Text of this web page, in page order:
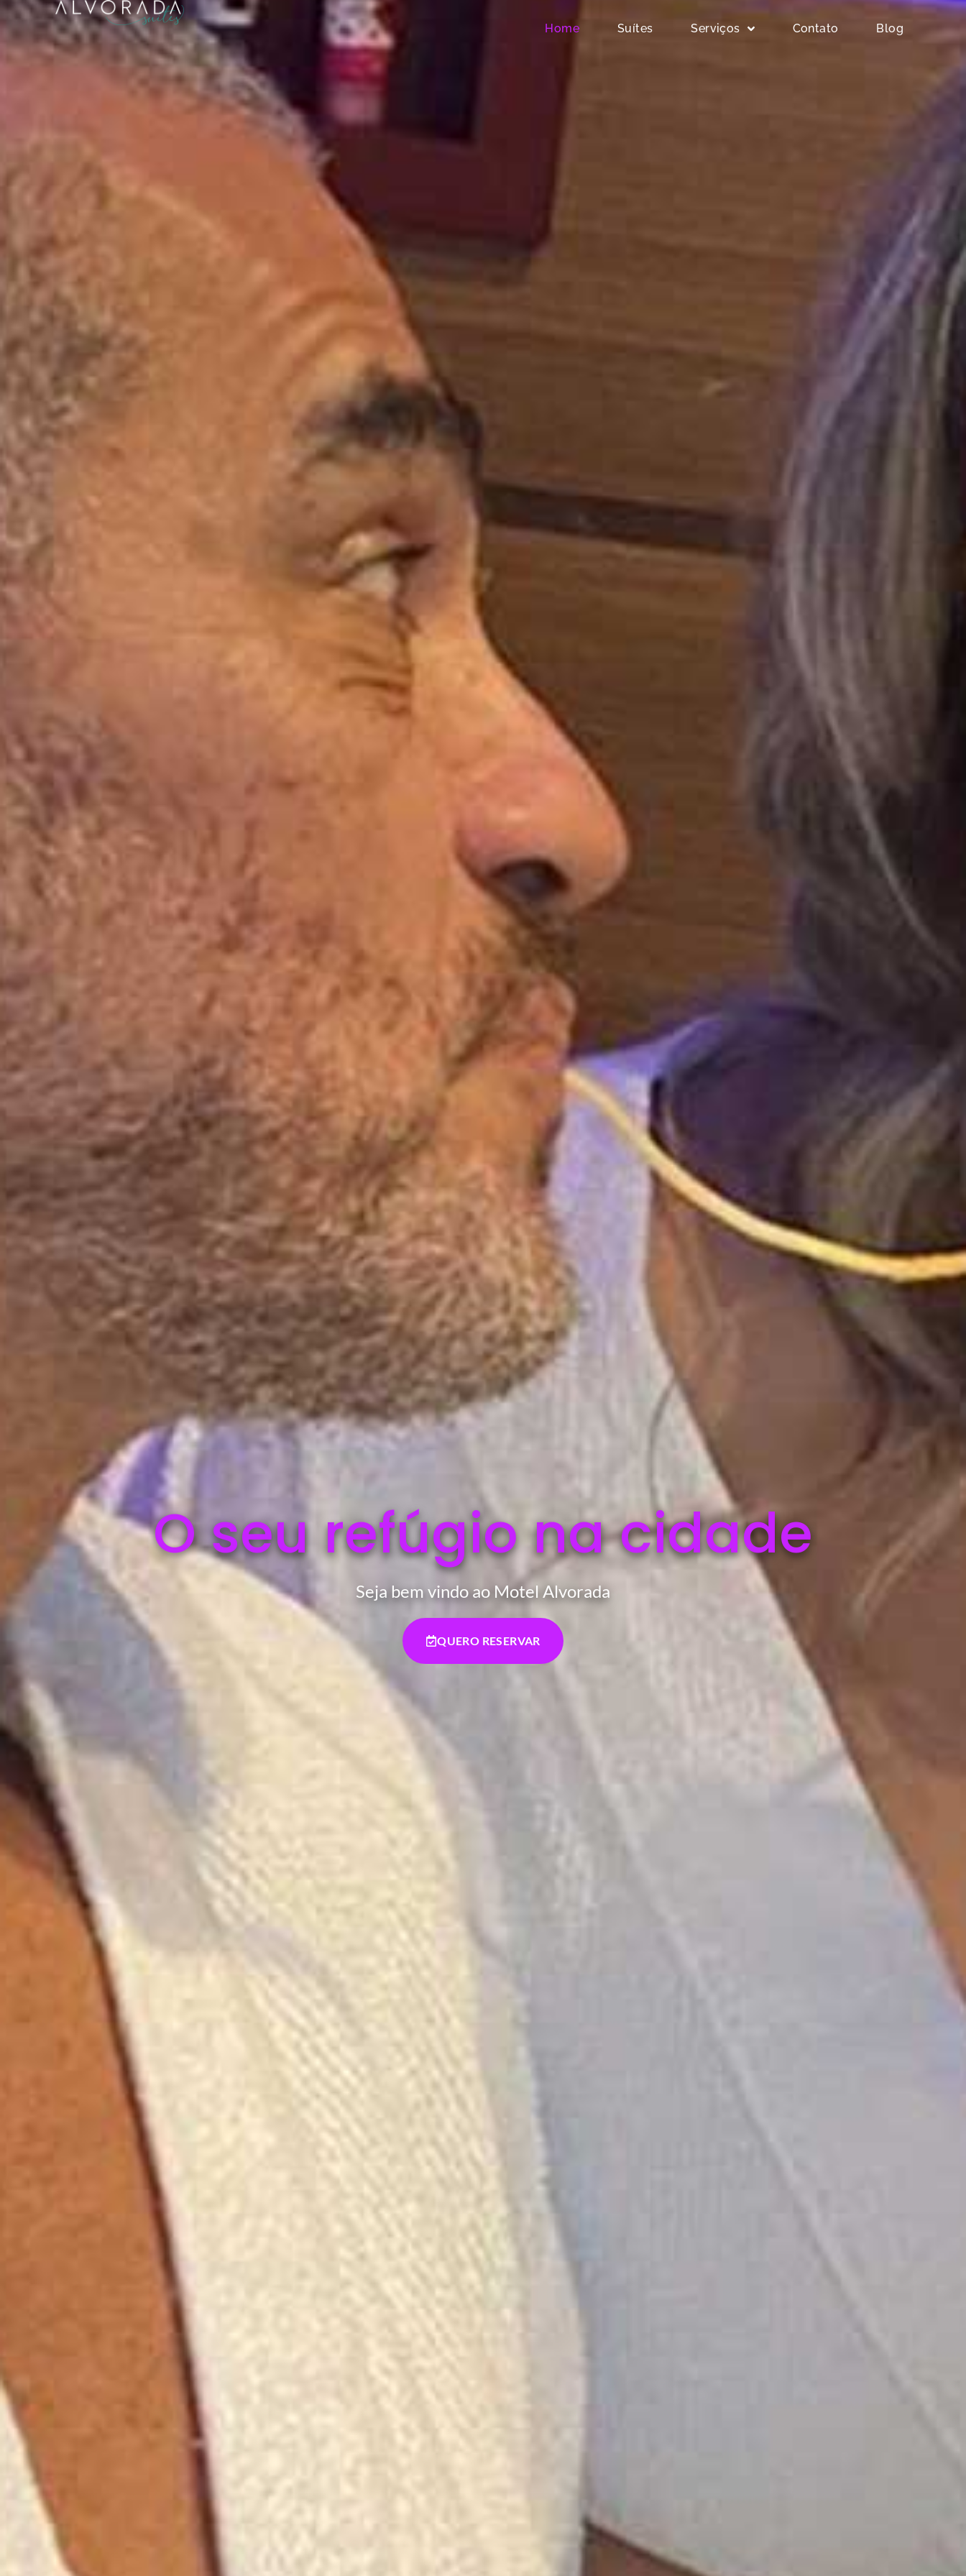
Home Suítes Serviços Contato Blog
O seu refúgio na cidade
Seja bem vindo ao Motel Alvorada
QUERO RESERVAR